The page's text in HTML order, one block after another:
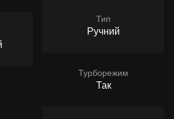
Тип
Ручний
Турборежим
Так